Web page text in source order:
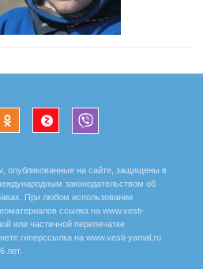
опубликованные на сайте, защищены в
законодательством об
При любом использовании
ссылка на www.vesti-
или частичной перепечатке
гиперссылка на www.vesti-yamal.ru
лет.